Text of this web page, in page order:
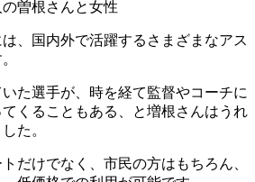
、国内外で活躍するさまざまなアス
た選手が、 時を経て監督やコーチに
くることもある、と増根さんはうれ
た。
だけでなく、市民の方はもちろん、